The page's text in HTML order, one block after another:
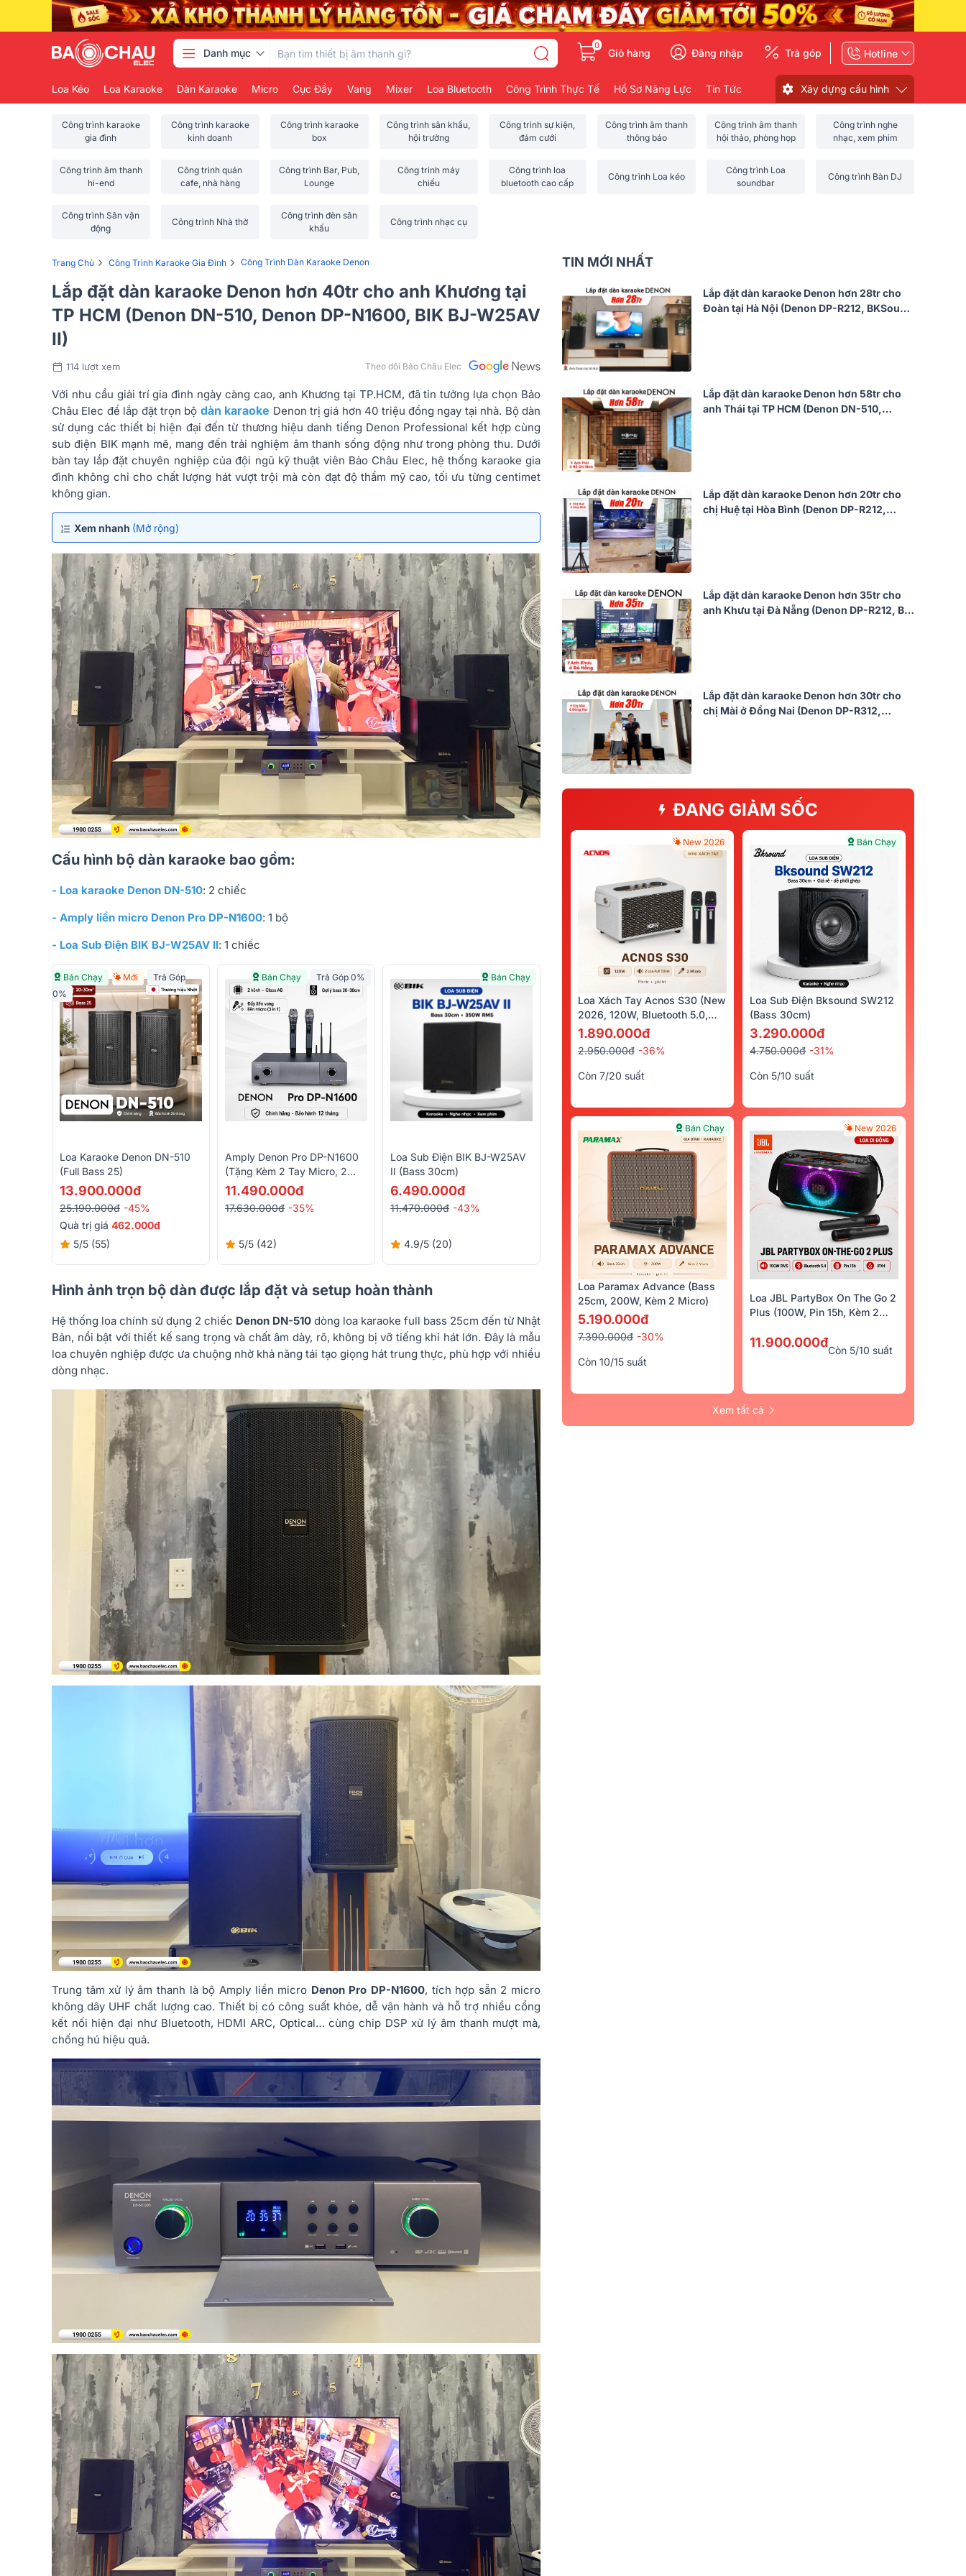
Danh mục
0
Giỏ hàng Đăng nhập Trả góp Hotline
Loa Kéo Loa Karaoke Dàn Karaoke Micro Cục Đẩy Vang Mixer Loa Bluetooth Công Trình Thực Tế Hồ Sơ Năng Lực Tin Tức Xây dựng cấu hình
Công trình karaoke
gia đình
Công trình karaoke
kinh doanh
Công trình karaoke
box
Công trình sân khấu,
hội trường
Công trình sự kiện,
đám cưới
Công trình âm thanh
thông báo
Công trình âm thanh
hội thảo, phòng họp
Công trình nghe
nhạc, xem phim
Công trình âm thanh
hi-end
Công trình quán
cafe, nhà hàng
Công trình Bar, Pub,
Lounge
Công trình máy
chiếu
Công trình loa
bluetooth cao cấp
Công trình Loa kéo
Công trình Loa
soundbar
Công trình Bàn DJ
Công trình Sân vận
động
Công trình Nhà thờ
Công trình đèn sân
khấu
Công trình nhạc cụ
Trang Chủ › Công Trình Karaoke Gia Đình › Công Trình Dàn Karaoke Denon
Lắp đặt dàn karaoke Denon hơn 40tr cho anh Khương tại
TP HCM (Denon DN-510, Denon DP-N1600, BIK BJ-W25AV
II)
114 lượt xem Theo dõi Bảo Châu Elec
Với nhu cầu giải trí gia đình ngày càng cao, anh Khương tại TP.HCM, đã tin tưởng lựa chọn Bảo
Châu Elec để lắp đặt trọn bộ dàn karaoke Denon trị giá hơn 40 triệu đồng ngay tại nhà. Bộ dàn
sử dụng các thiết bị hiện đại đến từ thương hiệu danh tiếng Denon Professional kết hợp cùng
sub điện BIK mạnh mẽ, mang đến trải nghiệm âm thanh sống động như trong phòng thu. Dưới
bàn tay lắp đặt chuyên nghiệp của đội ngũ kỹ thuật viên Bảo Châu Elec, hệ thống karaoke gia
đình không chỉ cho chất lượng hát vượt trội mà còn đạt độ thẩm mỹ cao, tối ưu từng centimet
không gian.
Xem nhanh (Mở rộng)
Cấu hình bộ dàn karaoke bao gồm:
- Loa karaoke Denon DN-510: 2 chiếc
- Amply liền micro Denon Pro DP-N1600: 1 bộ
- Loa Sub Điện BIK BJ-W25AV II: 1 chiếc
Bán Chạy Mới
Trả Góp
0%
Loa Karaoke Denon DN-510
(Full Bass 25)
13.900.000đ
25.190.000đ -45%
Quà trị giá 462.000đ
5/5 (55)
Bán Chạy Trả Góp 0%
Amply Denon Pro DP-N1600
(tặng Kèm 2 Tay Micro, 2
Kênh, Class AB, 550W/CH -
11.490.000đ
17.630.000đ -35%
5/5 (42)
Bán Chạy
Loa Sub Điện BIK BJ-W25AV
II (Bass 30cm)
6.490.000đ
11.470.000đ -43%
4.9/5 (20)
Hình ảnh trọn bộ dàn được lắp đặt và setup hoàn thành
Hệ thống loa chính sử dụng 2 chiếc Denon DN-510 dòng loa karaoke full bass 25cm đến từ Nhật
Bản, nổi bật với thiết kế sang trọng và chất âm dày, rõ, không bị vỡ tiếng khi hát lớn. Đây là mẫu
loa chuyên nghiệp được ưa chuộng nhờ khả năng tái tạo giọng hát trung thực, phù hợp với nhiều
dòng nhạc.
Trung tâm xử lý âm thanh là bộ Amply liền micro Denon Pro DP-N1600, tích hợp sẵn 2 micro
không dây UHF chất lượng cao. Thiết bị có công suất khỏe, dễ vận hành và hỗ trợ nhiều cổng
kết nối hiện đại như Bluetooth, HDMI ARC, Optical… cùng chip DSP xử lý âm thanh mượt mà,
chống hú hiệu quả.
TIN MỚI NHẤT
Lắp đặt dàn karaoke Denon hơn 28tr cho
Đoàn tại Hà Nội (Denon DP-R212, BKSound
Lắp đặt dàn karaoke Denon hơn 58tr cho
anh Thái tại TP HCM (Denon DN-510,
Lắp đặt dàn karaoke Denon hơn 20tr cho
chị Huệ tại Hòa Bình (Denon DP-R212,
Lắp đặt dàn karaoke Denon hơn 35tr cho
anh Khưu tại Đà Nẵng (Denon DP-R212, BIK
Lắp đặt dàn karaoke Denon hơn 30tr cho
chị Mài ở Đồng Nai (Denon DP-R312,
ĐANG GIẢM SỐC
New 2026
Loa Xách Tay Acnos S30 (New
2026, 120W, Bluetooth 5.0,
Kèm 2 Tay Micro)
1.890.000đ
2.950.000đ -36%
Còn 7/20 suất
Bán Chạy
Loa Sub Điện Bksound SW212
(bass 30cm)
3.290.000đ
4.750.000đ -31%
Còn 5/10 suất
Bán Chạy
Loa Paramax Advance (Bass
25cm, 200W, Kèm 2 Micro)
5.190.000đ
7.390.000đ -30%
Còn 10/15 suất
New 2026
Loa JBL PartyBox On The Go 2
Plus (100W, Pin 15h, Kèm 2
11.900.000đ
Còn 5/10 suất
Xem tất cả